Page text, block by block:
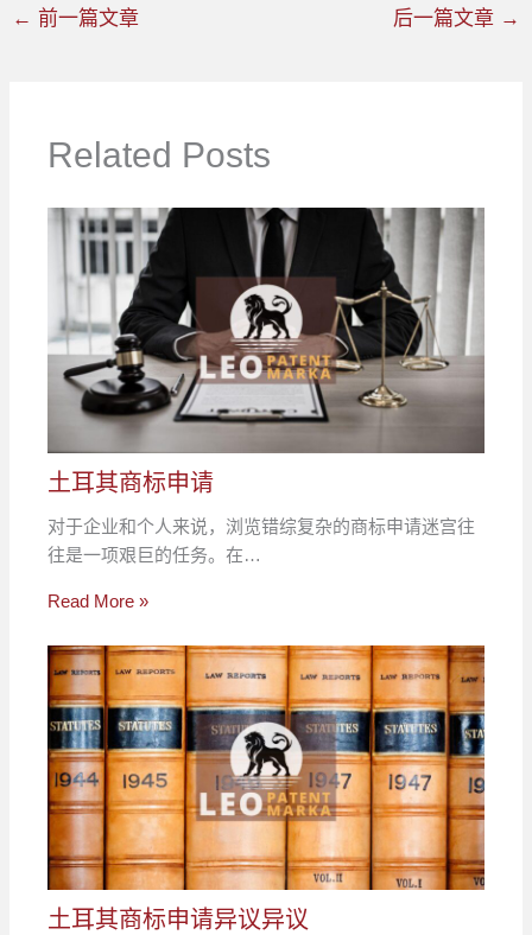
← 前一篇文章 后一篇文章 →
Related Posts
土耳其商标申请
对于企业和个人来说，浏览错综复杂的商标申请迷宫往
往是一项艰巨的任务。在…
Read More »
土耳其商标申请异议异议